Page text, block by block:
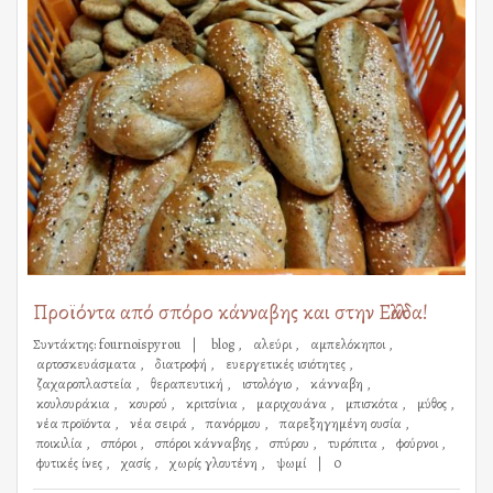
Προϊόντα από σπόρο κάνναβης και στην Ελλάδα!
Συντάκτης:fournoispyrou blog αλεύρι
αμπελόκηποι
αρτοσκευάσματα
διατροφή
ευεργετικές ισιότητες
ζαχαροπλαστεία
θεραπευτική ιστολόγιο
κάνναβη
κουλουράκια
κουρού κριτσίνια μαριχουάνα μπισκότα
μύθος
νέα προϊόντα
νέα σειρά πανόρμου
παρεξηγημένη ουσία
ποικιλία
σπόροι σπόροι κάνναβης σπύρου τυρόπιτα
φούρνοι
φυτικές ίνες
χασίς χωρίς γλουτένη ψωμί 0